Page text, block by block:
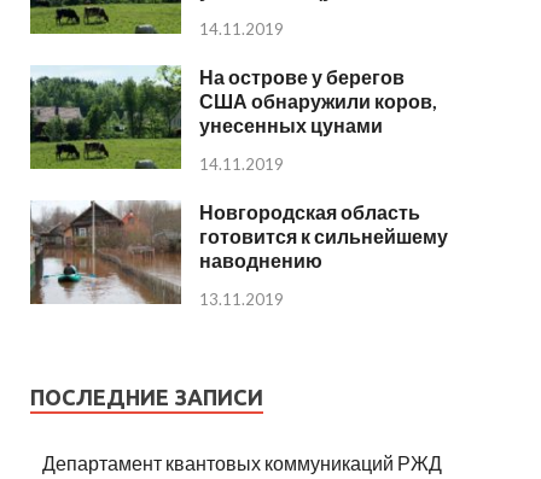
14.11.2019
На острове у берегов
США обнаружили коров,
унесенных цунами
14.11.2019
Новгородская область
готовится к сильнейшему
наводнению
13.11.2019
ПОСЛЕДНИЕ ЗАПИСИ
Департамент квантовых коммуникаций РЖД